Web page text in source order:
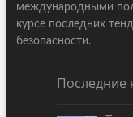
международными
курсе последних
безопасности.
Последние